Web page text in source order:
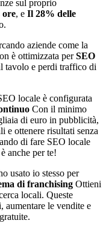
sul proprio
ore, e Il 28% delle
aziende come la
è ottimizzata perSEO
tavolo e perdi traffico di
locale è configurata
Con il minimo
di euro in pubblicità,
e ottenere risultati senza
di fare SEO locale
anche per te!
usato io stesso per
di franchising Ottieni
locali. Queste
aumentare le vendite e